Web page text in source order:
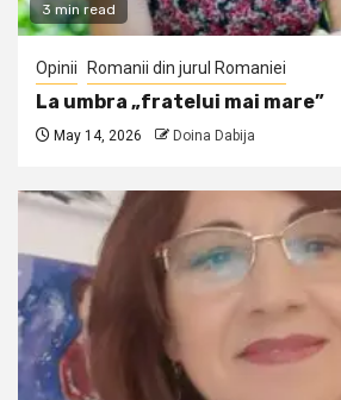
3 min read
Opinii Romanii din jurul Romaniei
La umbra „fratelui mai mare”
May 14, 2026 Doina Dabija